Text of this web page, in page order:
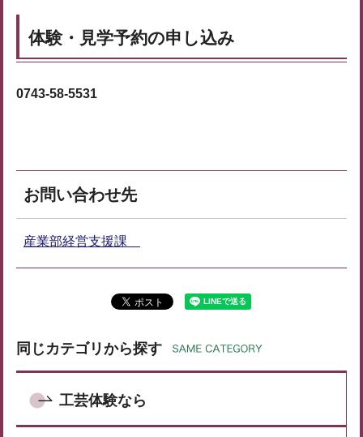
体験・見学予約の申し込み
0743-58-5531
お問い合わせ先
産業部経営支援課
同じカテゴリから探す
工芸体験なら